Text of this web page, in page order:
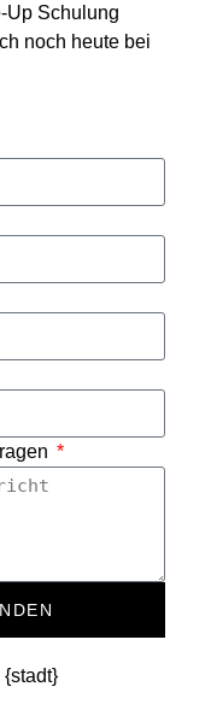
Up Schulung
noch heute bei